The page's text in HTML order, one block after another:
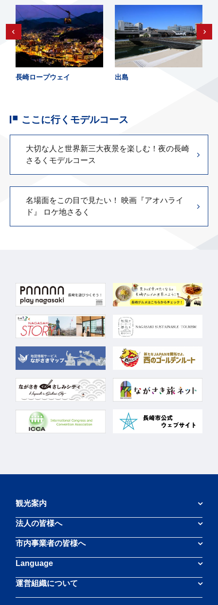
長崎ロープウェイ 出島
ここに行くモデルコース
大切な人と世界新三大夜景を楽しむ！夜の長崎
さるくモデルコース
名場面をこの目で見たい！ 映画『アオハライ
ド』 ロケ地さるく
観光案内
法人の皆様へ
市内事業者の皆様へ
Language
運営組織について